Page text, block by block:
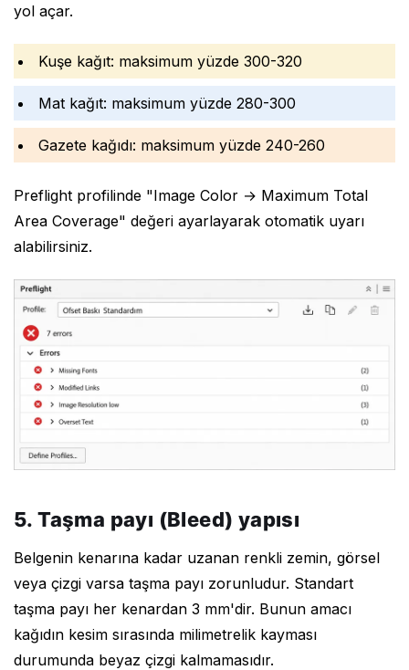
yol açar.
Kuşe kağıt: maksimum yüzde 300-320
Mat kağıt: maksimum yüzde 280-300
Gazete kağıdı: maksimum yüzde 240-260
Preflight profilinde "Image Color → Maximum Total
Area Coverage" değeri ayarlayarak otomatik uyarı
alabilirsiniz.
5. Taşma payı (Bleed) yapısı
Belgenin kenarına kadar uzanan renkli zemin, görsel
veya çizgi varsa taşma payı zorunludur. Standart
taşma payı her kenardan 3 mm'dir. Bunun amacı
kağıdın kesim sırasında milimetrelik kayması
durumunda beyaz çizgi kalmamasıdır.